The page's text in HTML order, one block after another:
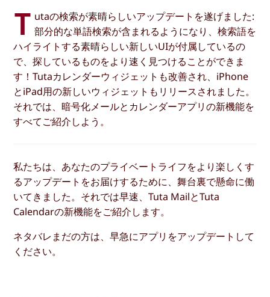
T utaの検索が素晴らしいアップデートを遂げました:
部分的な単語検索が含まれるようになり、検索語を
ハイライトする素晴らしい新しいUIが付属しているの
で、探しているものをより速く見つけることができま
す！Tutaカレンダーウィジェットも改善され、iPhone
とiPad用の新しいウィジェットもリリースされました。
それでは、暗号化メールとカレンダーアプリの新機能を
すべてご紹介しよう。
私たちは、あなたのプライベートライフをより楽しくす
るアップデートをお届けするために、舞台裏で懸命に働
いてきました。それでは早速、Tuta MailとTuta
Calendarの新機能をご紹介します。
ネタバレまだの方は、早急にアプリをアップデートして
ください。